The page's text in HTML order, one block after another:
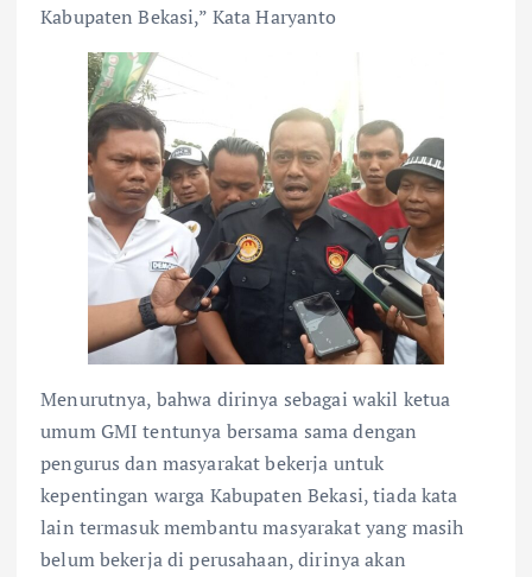
Kabupaten Bekasi,” Kata Haryanto
Menurutnya, bahwa dirinya sebagai wakil ketua
umum GMI tentunya bersama sama dengan
pengurus dan masyarakat bekerja untuk
kepentingan warga Kabupaten Bekasi, tiada kata
lain termasuk membantu masyarakat yang masih
belum bekerja di perusahaan, dirinya akan